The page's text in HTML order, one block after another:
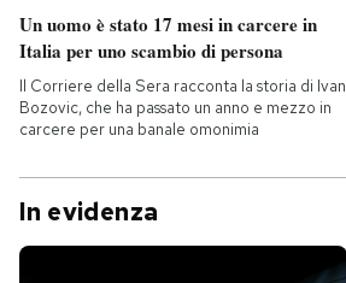
Un uomo è stato 17 mesi in carcere in
Italia per uno scambio di persona
Il Corriere della Sera racconta la storia di Ivan
Bozovic, che ha passato un anno e mezzo in
carcere per una banale omonimia
In evidenza